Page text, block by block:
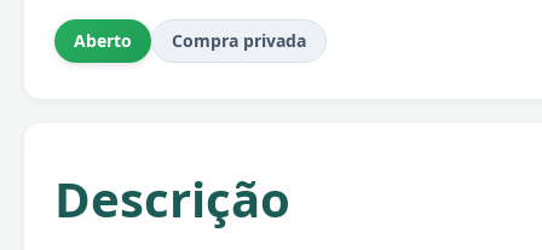
Aberto Compra privada
Descrição